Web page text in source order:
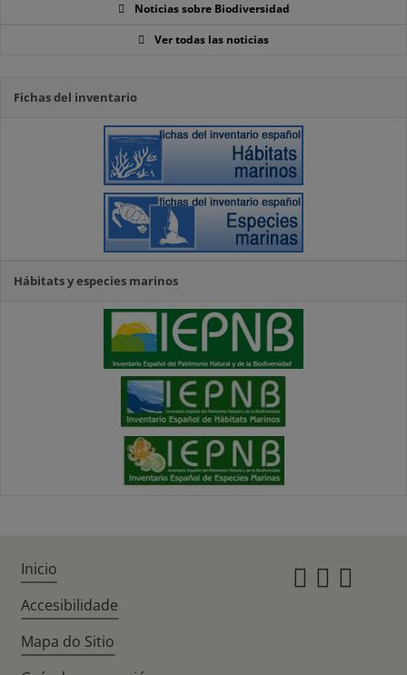
Noticias sobre Biodiversidad
Ver todas las noticias
Fichas del inventario
Hábitats y especies marinos
Inicio
Accesibilidade
Mapa do Sitio